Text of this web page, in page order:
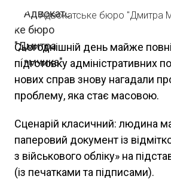
Адвокатське бюро "Дмитра
Сьогоднішній день майже
підготовку адміністративних
нових справ знову нагадали
проблему, яка стає масовою.
Сценарій класичний: людина
паперовий документ із
з військового обліку» на
(із печатками та підписами).